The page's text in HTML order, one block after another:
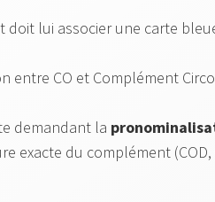
doit lui associer une carte
entre CO et Complément
demandant la
exacte du complément (COD,